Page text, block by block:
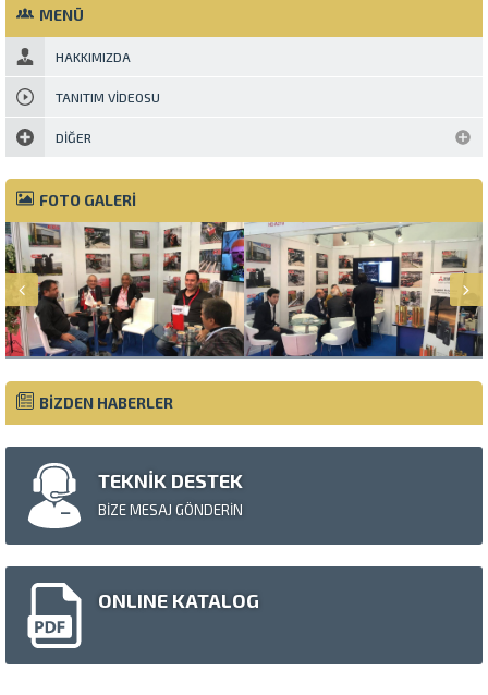
MENÜ
HAKKIMIZDA
TANITIM VIDEOSU
DIĞER
FOTO GALERİ
BİZDEN HABERLER
TEKNİK DESTEK
BİZE MESAJ GÖNDERİN
ONLINE KATALOG